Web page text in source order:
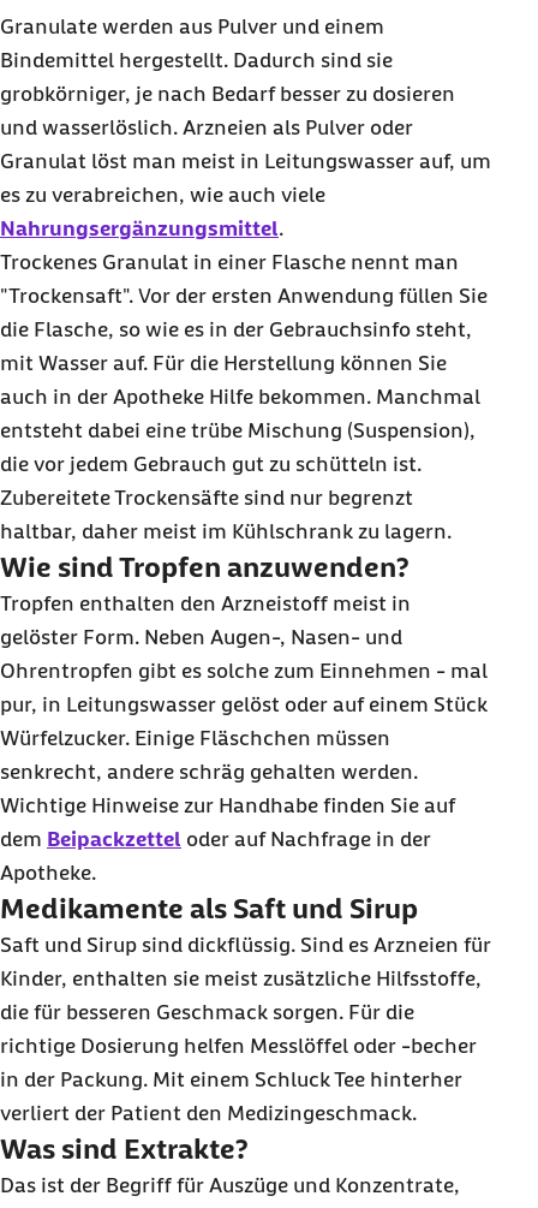
Granulate werden aus Pulver und einem
Bindemittel hergestellt. Dadurch sind sie
grobkörniger, je nach Bedarf besser zu dosieren
und wasserlöslich. Arzneien als Pulver oder
Granulat löst man meist in Leitungswasser auf, um
es zu verabreichen, wie auch viele
Nahrungsergänzungsmittel.
Trockenes Granulat in einer Flasche nennt man
"Trockensaft". Vor der ersten Anwendung füllen Sie
die Flasche, so wie es in der Gebrauchsinfo steht,
mit Wasser auf. Für die Herstellung können Sie
auch in der Apotheke Hilfe bekommen. Manchmal
entsteht dabei eine trübe Mischung (Suspension),
die vor jedem Gebrauch gut zu schütteln ist.
Zubereitete Trockensäfte sind nur begrenzt
haltbar, daher meist im Kühlschrank zu lagern.
Wie sind Tropfen anzuwenden?
Tropfen enthalten den Arzneistoff meist in
gelöster Form. Neben Augen-, Nasen- und
Ohrentropfen gibt es solche zum Einnehmen - mal
pur, in Leitungswasser gelöst oder auf einem Stück
Würfelzucker. Einige Fläschchen müssen
senkrecht, andere schräg gehalten werden.
Wichtige Hinweise zur Handhabe finden Sie auf
dem Beipackzettel oder auf Nachfrage in der
Apotheke.
Medikamente als Saft und Sirup
Saft und Sirup sind dickflüssig. Sind es Arzneien für
Kinder, enthalten sie meist zusätzliche Hilfsstoffe,
die für besseren Geschmack sorgen. Für die
richtige Dosierung helfen Messlöffel oder -becher
in der Packung. Mit einem Schluck Tee hinterher
verliert der Patient den Medizingeschmack.
Was sind Extrakte?
Das ist der Begriff für Auszüge und Konzentrate,